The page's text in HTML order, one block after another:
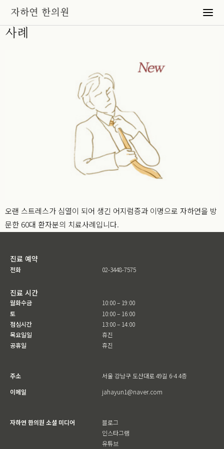
스트레스로 인한 어지럼증과 이명 치료
사례
오랜 스트레스가 심열이 되어 생긴 어지럼증과 이명으로 자하연을 방
문한 60대 환자분의 치료사례입니다.
진료 예약
전화 02-3448-7575
진료 시간
월화수금
토
점심시간
목요일일
공휴일
10:00 – 19:00
10:00 – 16:00
13:00 – 14:00
휴진
휴진
주소
서울 강남구 도산대로 49길 6-4 4층
이메일
jahayun1@naver.com
자하연 한의원 소셜 미디어
블로그
인스타그램
유튜브